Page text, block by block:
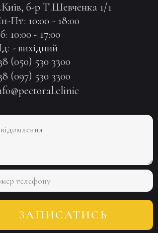
б-р Т.Шевченка 1/1
Пт: 10:00 - 18:00
10:00 - 17:00
- вихідний
(050) 530 3300
(097) 530 3300